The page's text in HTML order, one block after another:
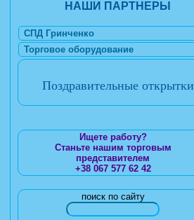
НАШИ ПАРТНЕРЫ
СПД Гринченко
Торговое оборудование
Поздравительные открытки
Ищете работу?
Станьте нашим торговым
представителем
+38 067 577 62 42
поиск по сайту